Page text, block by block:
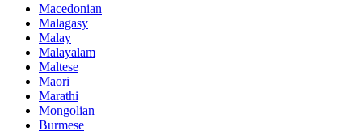
Macedonian
Malagasy
Malay
Malayalam
Maltese
Maori
Marathi
Mongolian
Burmese